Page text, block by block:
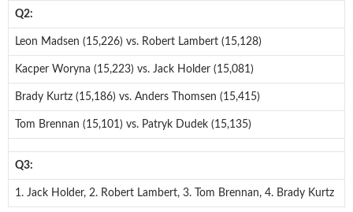
Q2:
Leon Madsen (15,226) vs. Robert Lambert (15,128)
Kacper Woryna (15,223) vs. Jack Holder (15,081)
Brady Kurtz (15,186) vs. Anders Thomsen (15,415)
Tom Brennan (15,101) vs. Patryk Dudek (15,135)
Q3:
1. Jack Holder, 2. Robert Lambert, 3. Tom Brennan, 4. Brady Kurtz